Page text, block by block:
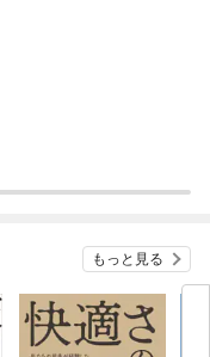
もっと見る